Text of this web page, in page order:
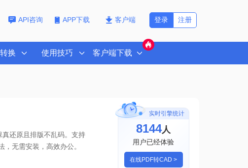
API咨询 APP下载 客户端 注册
登录
换 使用技巧 客户端下载
还原且排版不乱码。支持
，无需安装，高效办公。
实时引擎统计
8144人
用户已经体验
在线PDF转CAD >